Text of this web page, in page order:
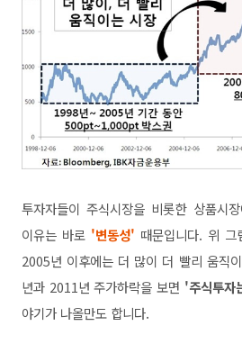
투자자들이 주식시장을 비롯한 상품시
이유는 바로 '변동성' 때문입니다. 위
2005년 이후에는 더 많이 더 빨리 움직
년과 2011년 주가하락을 보면 '주식투자
야기가 나올만도 합니다.